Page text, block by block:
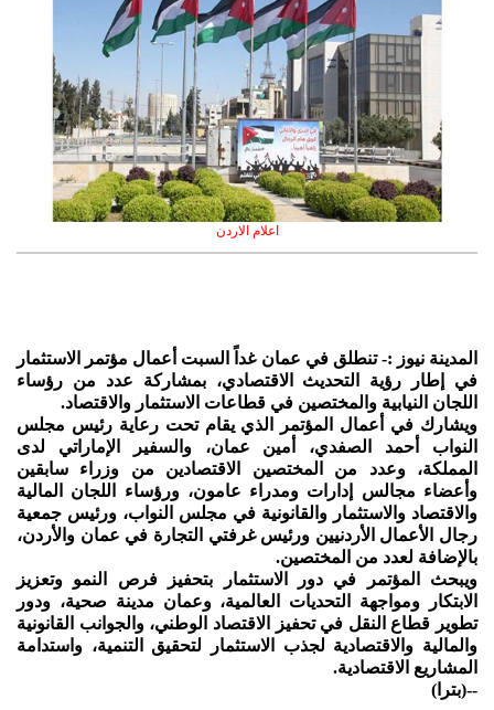
اعلام الاردن
المدينة نيوز :- تنطلق في عمان غداً السبت أعمال مؤتمر الاستثمار
في إطار رؤية التحديث الاقتصادي، بمشاركة عدد من رؤساء
اللجان النيابية والمختصين في قطاعات الاستثمار والاقتصاد.
ويشارك في أعمال المؤتمر الذي يقام تحت رعاية رئيس مجلس
النواب أحمد الصفدي، أمين عمان، والسفير الإماراتي لدى
المملكة، وعدد من المختصين الاقتصادين من وزراء سابقين
وأعضاء مجالس إدارات ومدراء عامون، ورؤساء اللجان المالية
والاقتصاد والاستثمار والقانونية في مجلس النواب، ورئيس جمعية
رجال الأعمال الأردنيين ورئيس غرفتي التجارة في عمان والأردن،
بالإضافة لعدد من المختصين.
ويبحث المؤتمر في دور الاستثمار بتحفيز فرص النمو وتعزيز
الابتكار ومواجهة التحديات العالمية، وعمان مدينة صحية، ودور
تطوير قطاع النقل في تحفيز الاقتصاد الوطني، والجوانب القانونية
والمالية والاقتصادية لجذب الاستثمار لتحقيق التنمية، واستدامة
المشاريع الاقتصادية.
--(بترا)